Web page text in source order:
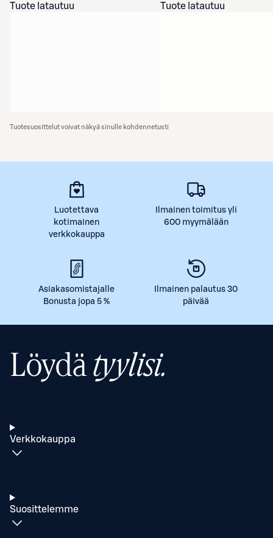
Tuote latautuu
Tuote latautuu
Tuotesuosittelut voivat näkyä sinulle kohdennetusti
Luotettava
kotimainen
verkkokauppa
Ilmainen toimitus yli
600 myymälään
Asiakasomistajalle
Bonusta jopa 5 %
Ilmainen palautus 30
päivää
Löydätyylisi.
Verkkokauppa
Suosittelemme